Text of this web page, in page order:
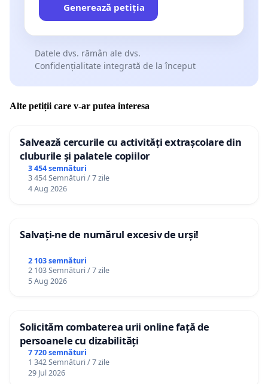
Generează petiția
Datele dvs. rămân ale dvs.
Confidențialitate integrată de la început
Alte petiții care v-ar putea interesa
Salvează cercurile cu activități extrașcolare din
cluburile și palatele copiilor
3 454 semnături
3 454 Semnături / 7 zile
4 Aug 2026
Salvați-ne de numărul excesiv de urși!
2 103 semnături
2 103 Semnături / 7 zile
5 Aug 2026
Solicităm combaterea urii online față de
persoanele cu dizabilități
7 720 semnături
1 342 Semnături / 7 zile
29 Jul 2026